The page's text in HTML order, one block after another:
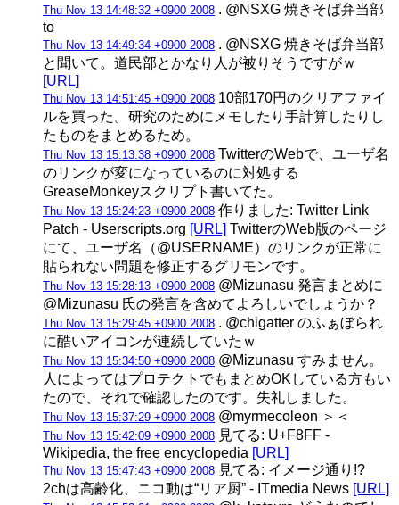
Thu Nov 13 14:48:32 +0900 2008 . @NSXG 焼きそば弁当部
to
Thu Nov 13 14:49:34 +0900 2008 . @NSXG 焼きそば弁当部
と聞いて。道民部とかなり人が被りそうですがｗ
[URL]
Thu Nov 13 14:51:45 +0900 2008 10部170円のクリアファイ
ルを買った。研究のためにメモしたり手計算したりし
たものをまとめるため。
Thu Nov 13 15:13:38 +0900 2008 TwitterのWebで、ユーザ名
のリンクが変になっているのに対処する
GreaseMonkeyスクリプト書いてた。
Thu Nov 13 15:24:23 +0900 2008 作りました: Twitter Link
Patch - Userscripts.org [URL] TwitterのWeb版のページ
にて、ユーザ名（@USERNAME）のリンクが正常に
貼られない問題を修正するグリモンです。
Thu Nov 13 15:28:13 +0900 2008 @Mizunasu 発言まとめに
@Mizunasu 氏の発言を含めてよろしいでしょうか？
Thu Nov 13 15:29:45 +0900 2008 . @chigatter のふぁぼられ
に酷いアイコンが連続していたｗ
Thu Nov 13 15:34:50 +0900 2008 @Mizunasu すみません。
人によってはプロテクトでもまとめOKしている方もい
たので、それで確認したのです。失礼しました。
Thu Nov 13 15:37:29 +0900 2008 @myrmecoleon ＞＜
Thu Nov 13 15:42:09 +0900 2008 見てる: U+F8FF -
Wikipedia, the free encyclopedia [URL]
Thu Nov 13 15:47:43 +0900 2008 見てる: イメージ通り!?
2chは高齢化、ニコ動は“リア厨” - ITmedia News [URL]